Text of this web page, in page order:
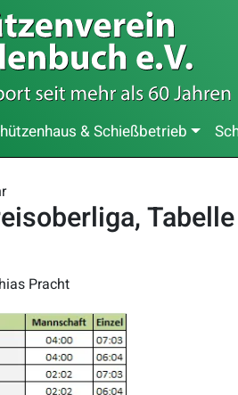
& Schießbetrieb
Pracht